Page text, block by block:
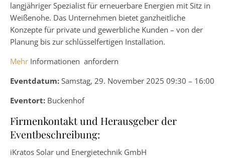
langjähriger Spezialist für erneuerbare Energien mit Sitz in
Weißenohe. Das Unternehmen bietet ganzheitliche
Konzepte für private und gewerbliche Kunden – von der
Planung bis zur schlüsselfertigen Installation.
Mehr Informationen anfordern
Eventdatum: Samstag, 29. November 2025 09:30 – 16:00
Eventort: Buckenhof
Firmenkontakt und Herausgeber der
Eventbeschreibung:
iKratos Solar und Energietechnik GmbH